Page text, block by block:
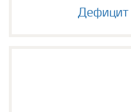
Дефицит марганца
Дефицит